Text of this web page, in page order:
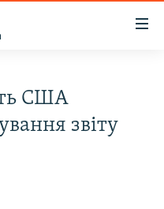
США
звіту